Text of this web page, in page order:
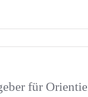
für